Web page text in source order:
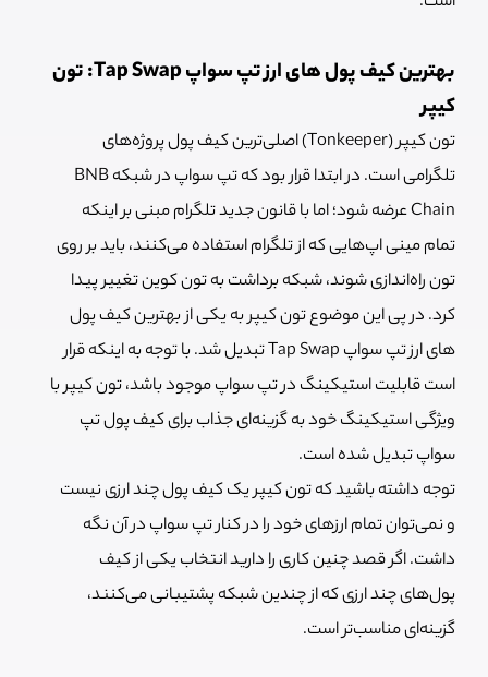
بهترین کیف پول‌ های ارز تپ سواپ Tap Swap: تون
کیپر
تون کیپر (Tonkeeper) اصلی‌ترین کیف پول پروژه‌های
تلگرامی است. در ابتدا قرار بود که تپ سواپ در شبکه BNB
Chain عرضه شود؛ اما با قانون جدید تلگرام مبنی بر اینکه
تمام مینی اپ‌هایی که از تلگرام استفاده می‌کنند، باید بر روی
تون راه‌اندازی شوند، شبکه برداشت به تون کوین تغییر پیدا
کرد. در پی این موضوع تون کیپر به یکی از بهترین کیف پول‌
های ارز تپ سواپ Tap Swap تبدیل شد. با توجه به اینکه قرار
است قابلیت استیکینگ در تپ سواپ موجود باشد، تون کیپر با
ویژگی استیکینگ خود به گزینه‌ای جذاب برای کیف پول تپ
سواپ تبدیل شده است.
توجه داشته باشید که تون کیپر یک کیف پول چند ارزی نیست
و نمی‌توان تمام ارزهای خود را در کنار تپ سواپ در آن نگه
داشت. اگر قصد چنین کاری را دارید انتخاب یکی از کیف
پول‌های چند ارزی که از چندین شبکه پشتیبانی می‌کنند،
گزینه‌ای مناسب‌تر است.